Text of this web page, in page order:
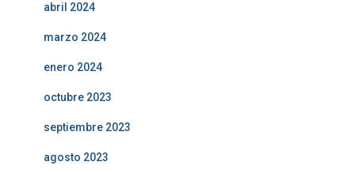
abril 2024
marzo 2024
enero 2024
octubre 2023
septiembre 2023
agosto 2023